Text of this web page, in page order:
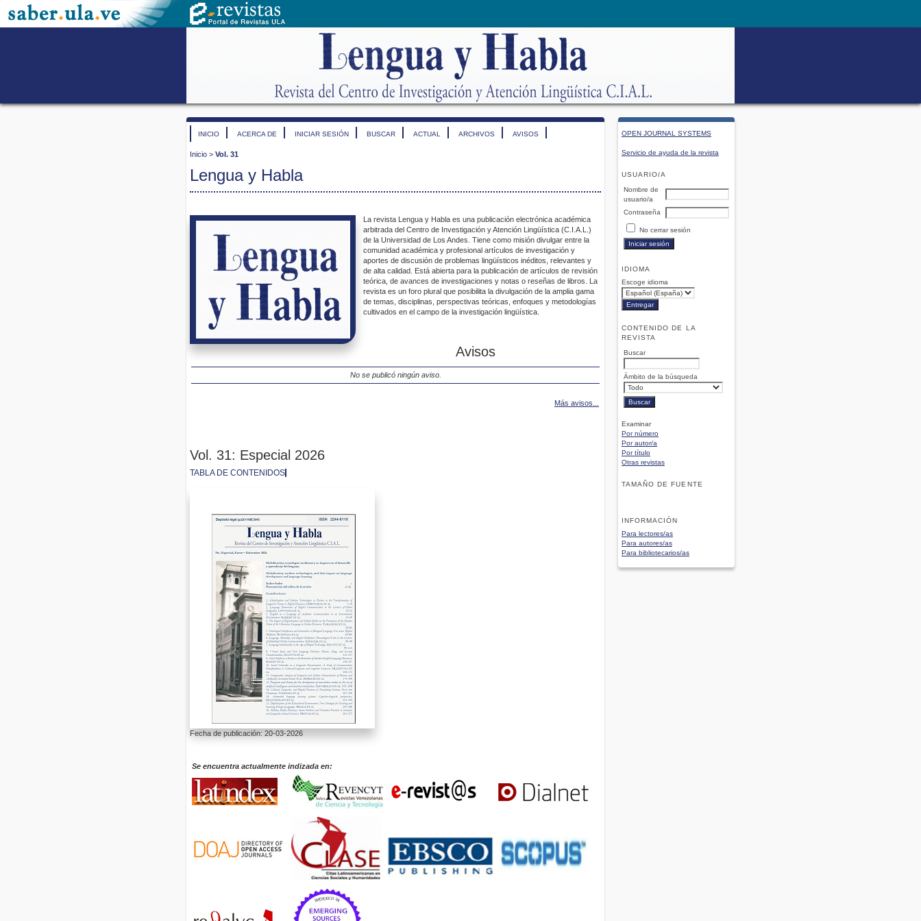
OPEN JOURNAL SYSTEMS
Servicio de ayuda de la revista
USUARIO/A
Nombre de
usuario/a
Contraseña
No cerrar sesión
IDIOMA
Escoge idioma
CONTENIDO DE LA
REVISTA
Buscar
Ámbito de la búsqueda
Examinar
Por número
Por autor/a
Por título
Otras revistas
TAMAÑO DE FUENTE
INFORMACIÓN
Para lectores/as
Para autores/as
Para bibliotecarios/as
INICIO ACERCA DE INICIAR SESIÓN BUSCAR ACTUAL ARCHIVOS AVISOS
Inicio > Vol. 31
Lengua y Habla
La revista Lengua y Habla es una publicación electrónica académica
arbitrada del Centro de Investigación y Atención Lingüística (C.I.A.L.)
de la Universidad de Los Andes. Tiene como misión divulgar entre la
comunidad académica y profesional artículos de investigación y
aportes de discusión de problemas lingüísticos inéditos, relevantes y
de alta calidad. Está abierta para la publicación de artículos de revisión
teórica, de avances de investigaciones y notas o reseñas de libros. La
revista es un foro plural que posibilita la divulgación de la amplia gama
de temas, disciplinas, perspectivas teóricas, enfoques y metodologías
cultivados en el campo de la investigación lingüística.
Avisos
No se publicó ningún aviso.
Más avisos...
Vol. 31: Especial 2026
TABLA DE CONTENIDOS
Fecha de publicación: 20-03-2026
Se encuentra actualmente indizada en: